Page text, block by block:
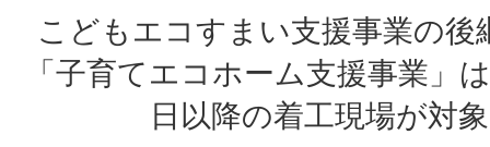
こどもエコすまい支援事業の後
「子育てエコホーム支援事業」
日以降の着工現場が対